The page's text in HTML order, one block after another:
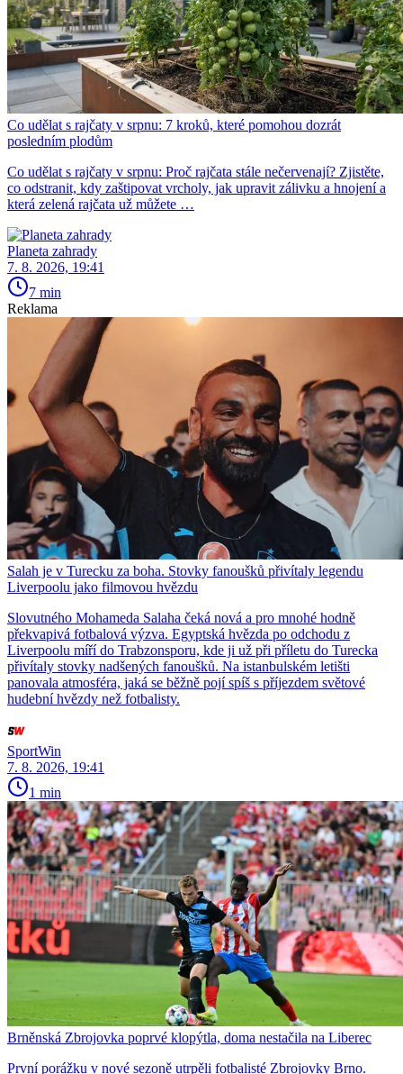
Co udělat s rajčaty v srpnu: 7 kroků, které pomohou dozrát
posledním plodům
Co udělat s rajčaty v srpnu: Proč rajčata stále nečervenají? Zjistěte,
co odstranit, kdy zaštipovat vrcholy, jak upravit zálivku a hnojení a
která zelená rajčata už můžete …
Planeta zahrady
7. 8. 2026, 19:41
7 min
Reklama
Salah je v Turecku za boha. Stovky fanoušků přivítaly legendu
Liverpoolu jako filmovou hvězdu
Slovutného Mohameda Salaha čeká nová a pro mnohé hodně
překvapivá fotbalová výzva. Egyptská hvězda po odchodu z
Liverpoolu míří do Trabzonsporu, kde ji už při příletu do Turecka
přivítaly stovky nadšených fanoušků. Na istanbulském letišti
panovala atmosféra, jaká se běžně pojí spíš s příjezdem světové
hudební hvězdy než fotbalisty.
SportWin
7. 8. 2026, 19:41
1 min
Brněnská Zbrojovka poprvé klopýtla, doma nestačila na Liberec
První porážku v nové sezoně utrpěli fotbalisté Zbrojovky Brno.